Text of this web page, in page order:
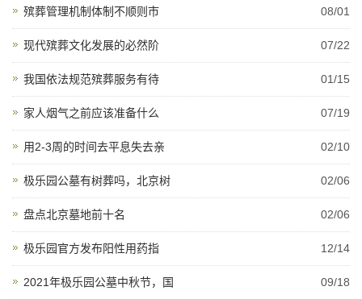
殡葬管理机制体制不顺则市 08/01
现代殡葬文化发展的必然阶 07/22
我国依法规范殡葬服务有待 01/15
家人烟气之前应该准备什么 07/19
用2-3周的时间去平息失去亲 02/10
极乐园公墓有树葬吗，北京树 02/06
盘点北京墓地前十名 02/06
极乐园官方发布阳性用药指 12/14
2021年极乐园公墓中秋节，国 09/18